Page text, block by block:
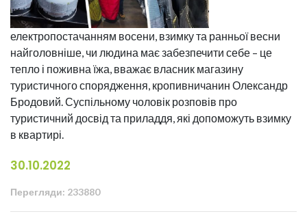
електропостачанням восени, взимку та ранньої весни
найголовніше, чи людина має забезпечити себе – це
тепло і поживна їжа, вважає власник магазину
туристичного спорядження, кропивничанин Олександр
Бродовий. Суспільному чоловік розповів про
туристичний досвід та приладдя, які допоможуть взимку
в квартирі.
30.10.2022
Перегляди: 233880